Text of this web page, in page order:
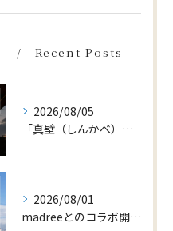
Recent Posts
2026/08/05
「真壁（しんかべ）」をご存じですか？
2026/08/01
madreeとのコラボ開催中🎊